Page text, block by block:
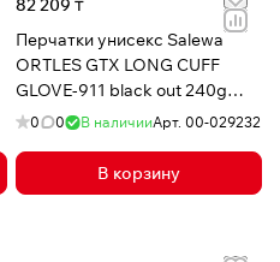
82 209 ₸
Перчатки унисекс Salewa
ORTLES GTX LONG CUFF
GLOVE-911 black out 240g
polyester
0 0 В наличииАрт. 00-029232
В корзину